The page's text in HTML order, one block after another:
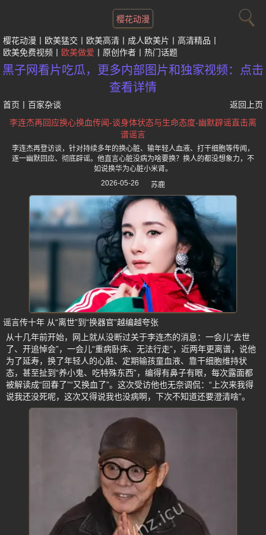
樱花动漫
樱花动漫 欧美猛交 欧美高清 成人欧美片
高清精品
欧美免费视频
欧美做爱 原创作者 热门话题
黑子网看片吃瓜，更多内部图片和独家视频：点击
查看详情
首页 百家杂谈
返回上页
李连杰再回应换心换血传闻-谈身体状态与生命态度-幽默辟谣直击离
谱谣言
李连杰再登访谈，针对持续多年的换心脏、输年轻人血液、打干细胞等传闻，
逐一幽默回应、彻底辟谣。他直言心脏没病为啥要换？换人的都没想象力，不
如说换华为心脏小米肾。
2026-05-26
苏鹿
谣言传十年 从“离世”到“换器官”越编越夸张
从十几年前开始，网上就从没断过关于李连杰的消息：一会儿“去世
了、开追悼会”，一会儿“重病卧床、无法行走”，近两年更离谱，说他
为了延寿，换了年轻人的心脏、定期输孩童血液、靠干细胞维持状
态，甚至扯到“养小鬼、吃特殊东西”，编得有鼻子有眼，每次露面都
被解读成“回春了”“又换血了”。这次受访他也无奈调侃：“上次来我得
说我还没死呢，这次又得说我也没病啊，下次不知道还要澄清啥”。